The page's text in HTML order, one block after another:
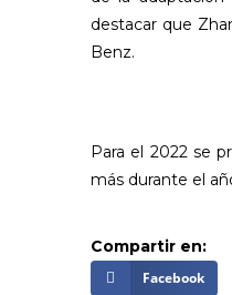
destacar que
Benz.
Para el 2022 se
más durante el
Compartir en:
Facebook